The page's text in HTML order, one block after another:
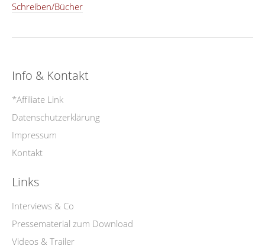
Schreiben/Bücher
Info & Kontakt
*Affiliate Link
Datenschutzerklärung
Impressum
Kontakt
Links
Interviews & Co
Pressematerial zum Download
Videos & Trailer